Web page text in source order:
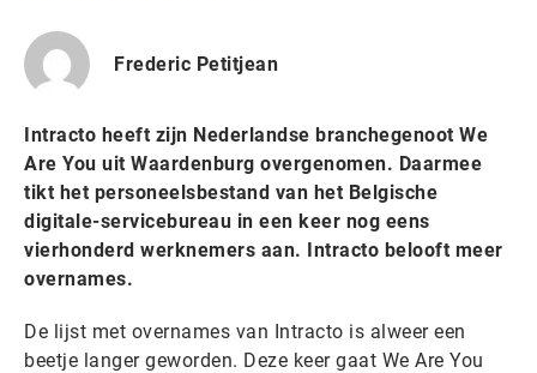
Frederic Petitjean
Intracto heeft zijn Nederlandse branchegenoot We
Are You uit Waardenburg overgenomen. Daarmee
tikt het personeelsbestand van het Belgische
digitale-servicebureau in een keer nog eens
vierhonderd werknemers aan. Intracto belooft meer
overnames.
De lijst met overnames van Intracto is alweer een
beetje langer geworden. Deze keer gaat We Are You